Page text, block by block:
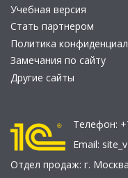
Учебная версия
Стать партнером
Политика
Замечания по сайту
Другие сайты
Телефон:
Email:
Отдел продаж: г. Москва